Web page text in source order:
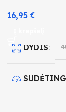
16,95€
DYDIS